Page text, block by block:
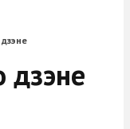
дзэне